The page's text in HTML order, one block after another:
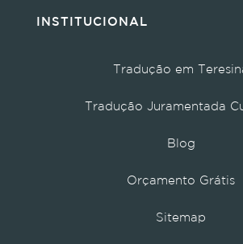
INSTITUCIONAL
Tradução em
Tradução Juramentada
Blog
Orçamento Grátis
Sitemap